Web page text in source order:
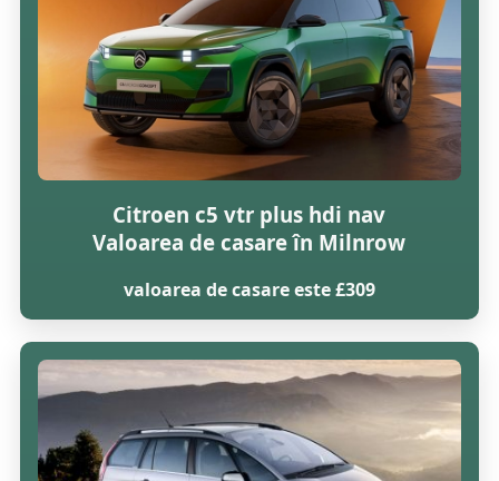
Citroen c5 vtr plus hdi nav
Valoarea de casare în Milnrow
valoarea de casare este £309